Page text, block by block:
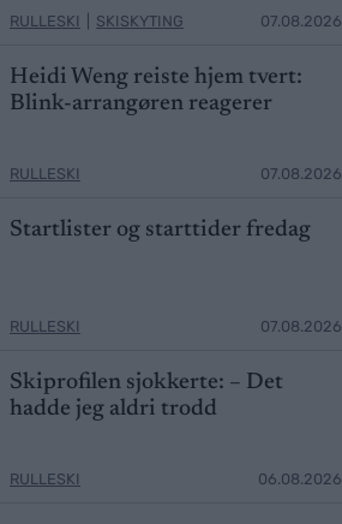
RULLESKI SKISKYTING 07.08.2026
Heidi Weng reiste hjem tvert:
Blink-arrangøren reagerer
RULLESKI 07.08.2026
Startlister og starttider fredag
RULLESKI 07.08.2026
Skiprofilen sjokkerte: – Det
hadde jeg aldri trodd
RULLESKI 06.08.2026